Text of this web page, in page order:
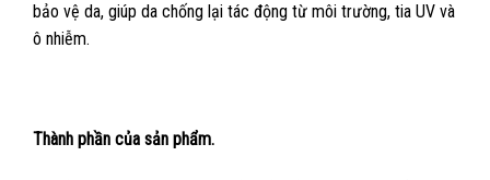
bảo vệ da, giúp da chống lại tác động từ môi trường, tia UV và
ô nhiễm.
Thành phần của sản phẩm.